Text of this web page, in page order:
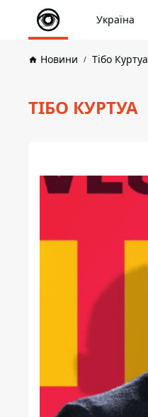
Україна
Новини Тібо Куртуа
ТІБО КУРТУА